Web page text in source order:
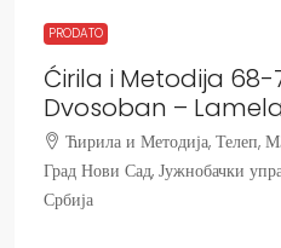
PRODATO
Ćirila i Metodija 68-
Dvosoban –
Ћирила и Методија, Телеп,
Град Нови Сад, Јужнобачки
Србија